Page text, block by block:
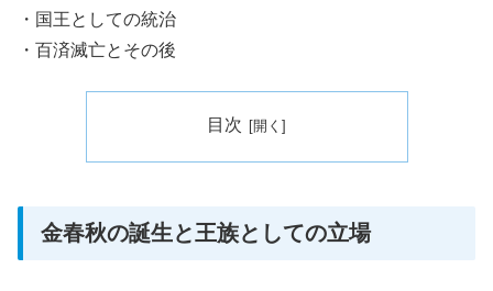
・国王としての統治
・百済滅亡とその後
目次
金春秋の誕生と王族としての立場